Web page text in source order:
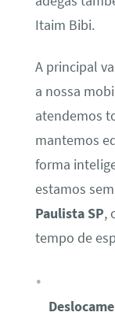
Itaim Bibi.
A principal
a nossa
atendemos
mantemos
forma
estamos
Paulista SP,
tempo de